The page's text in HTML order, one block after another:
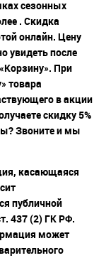
сезонных
. Скидка
онлайн. Цену
увидеть после
При
товара
в акции
скидку 5%
Звоните и мы
касающаяся
публичной
437 (2) ГК РФ.
может